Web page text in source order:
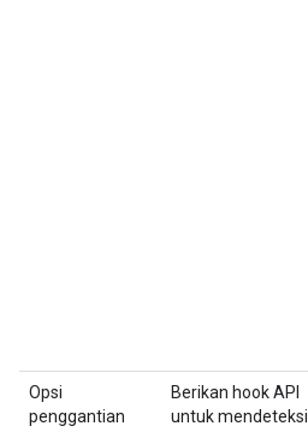
Opsi
penggantian
Berikan hook API
untuk mendeteksi